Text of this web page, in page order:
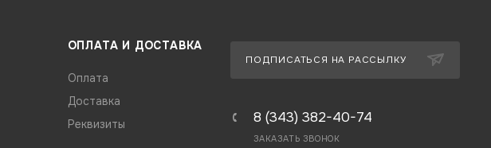
ОПЛАТА И ДОСТАВКА
Оплата
Доставка
Реквизиты
ПОДПИСАТЬСЯ НА РАССЫЛКУ
8 (343) 382-40-74
ЗАКАЗАТЬ ЗВОНОК